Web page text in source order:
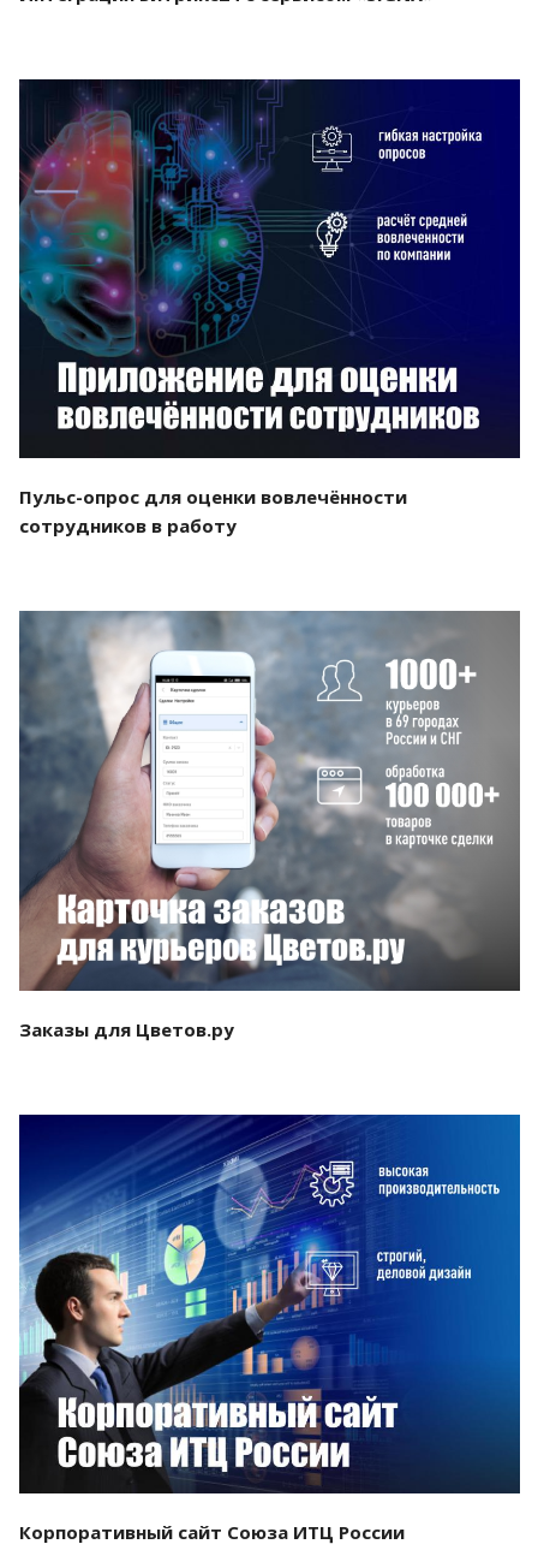
Смотреть проект
Пульс-опрос для оценки вовлечённости
сотрудников в работу
Смотреть проект
Заказы для Цветов.ру
Смотреть проект
Корпоративный сайт Союза ИТЦ России